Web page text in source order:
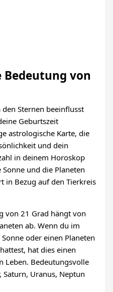
Bedeutung von
Sternen beeinflusst
Geburtszeit
astrologische Karte, die
und dein
in deinem Horoskop
und die Planeten
in Bezug auf den Tierkreis
von 21 Grad hängt von
ab. Wenn du im
oder einen Planeten
hat dies einen
Leben. Bedeutungsvolle
Saturn, Uranus, Neptun